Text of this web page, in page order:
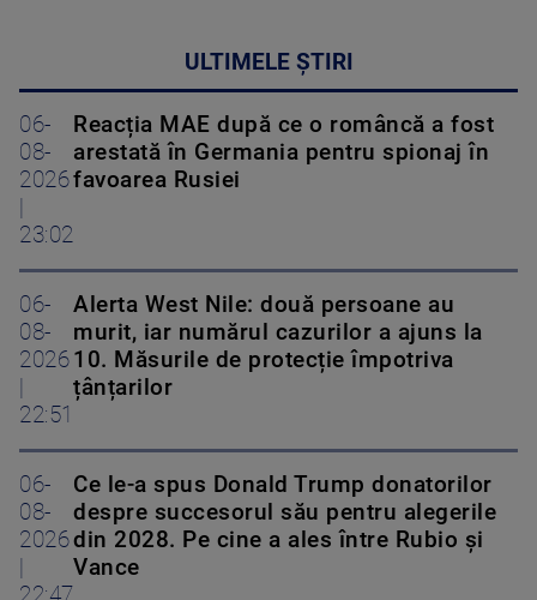
ULTIMELE ȘTIRI
06-
08-
2026
23:02
Reacția MAE după ce o româncă a fost
arestată în Germania pentru spionaj în
favoarea Rusiei
06-
08-
2026
22:51
Alerta West Nile: două persoane au
murit, iar numărul cazurilor a ajuns la
10. Măsurile de protecție împotriva
țânțarilor
06-
08-
2026
Ce le-a spus Donald Trump donatorilor
despre succesorul său pentru alegerile
din 2028. Pe cine a ales între Rubio și
Vance